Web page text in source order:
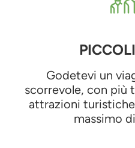
Godetevi un
scorrevole, con più
attrazioni
massimo